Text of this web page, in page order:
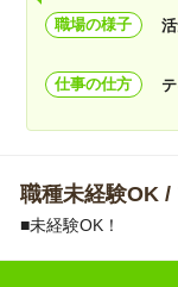
職場の様子
仕事の仕方
職種未経験OK
■未経験OK！